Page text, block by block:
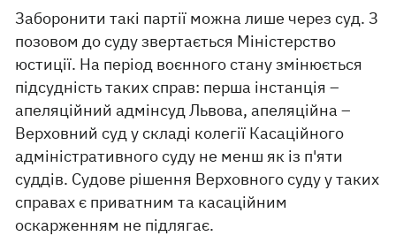
Заборонити такі партії можна лише через суд. З
позовом до суду звертається Міністерство
юстиції. На період воєнного стану змінюється
підсудність таких справ: перша інстанція –
апеляційний адмінсуд Львова, апеляційна –
Верховний суд у складі колегії Касаційного
адміністративного суду не менш як із п'яти
суддів. Судове рішення Верховного суду у таких
справах є приватним та касаційним
оскарженням не підлягає.